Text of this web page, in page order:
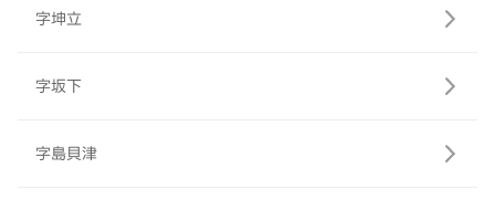
字坤立
字坂下
字島貝津